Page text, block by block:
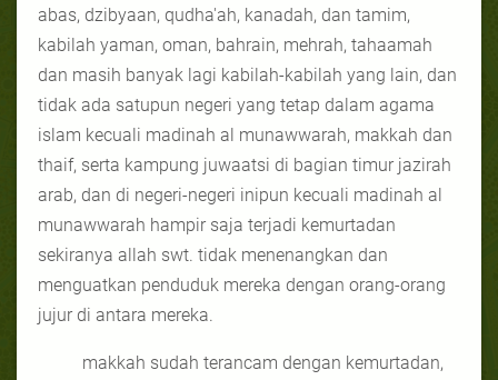
abas, dzibyaan, qudha'ah, kanadah, dan tamim,
kabilah yaman, oman, bahrain, mehrah, tahaamah
dan masih banyak lagi kabilah-kabilah yang lain, dan
tidak ada satupun negeri yang tetap dalam agama
islam kecuali madinah al munawwarah, makkah dan
thaif, serta kampung juwaatsi di bagian timur jazirah
arab, dan di negeri-negeri inipun kecuali madinah al
munawwarah hampir saja terjadi kemurtadan
sekiranya allah swt. tidak menenangkan dan
menguatkan penduduk mereka dengan orang-orang
jujur di antara mereka.
makkah sudah terancam dengan kemurtadan,